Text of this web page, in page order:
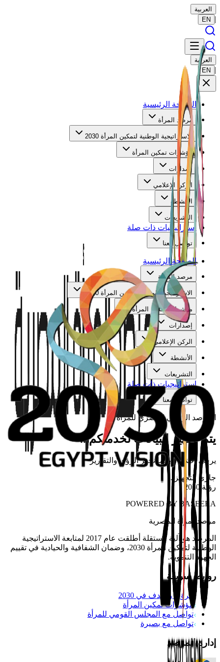
العربية
|
EN
العربية
|
EN
الصفحة الرئيسية
مرصد المرأة
الاستراتيجية الوطنية لتمكين المرأة 2030
مؤشرات تمكين المرأة
إصدارات
الركن الإعلامي
الأنشطة
التشريعات
استراتيجيات ذات صلة
تواصل معنا
الصفحة الرئيسية
مرصد المرأة
الاستراتيجية الوطنية لتمكين المرأة 2030
مؤشرات تمكين المرأة
إصدارات
الركن الإعلامي
الأنشطة
التشريعات
استراتيجيات ذات صلة
تواصل معنا
المرصد الوطني المصري للمرأة
يتم تجهيز البيانات لخدمتكم...
يرجى الانتظار بينما نجهز الرؤى والتقارير
جاري التجهيز ...
رؤية 2030
POWERED BY BASEERA
مرصد المرأة المصرية
المرصد هو آلية مستقلة أطلقت عام 2017 لمتابعة الاستراتيجية
الوطنية لتمكين المرأة 2030، وضمان الشفافية والحيادية في تقييم
الجهود التنموية.
روابط سريعة
الرؤية والهدف في 2030
مؤشرات تمكين المرأة
تواصل مع المجلس القومي للمرأة
تواصل مع بصيرة
إدارة المرصد